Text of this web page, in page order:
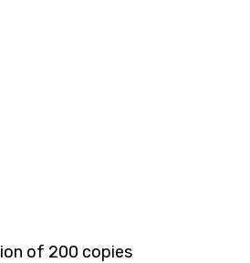
of 200 copies